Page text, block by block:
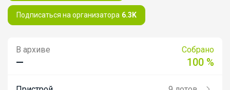
Подписаться на организатора 6.3K
В архиве
—
Собрано
100 %